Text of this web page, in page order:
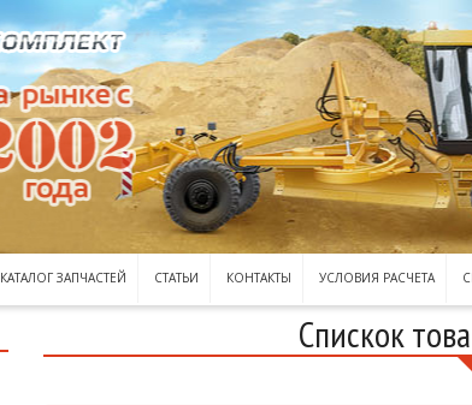
КАТАЛОГ ЗАПЧАСТЕЙ СТАТЬИ КОНТАКТЫ УСЛОВИЯ РАСЧЕТА
Спискок